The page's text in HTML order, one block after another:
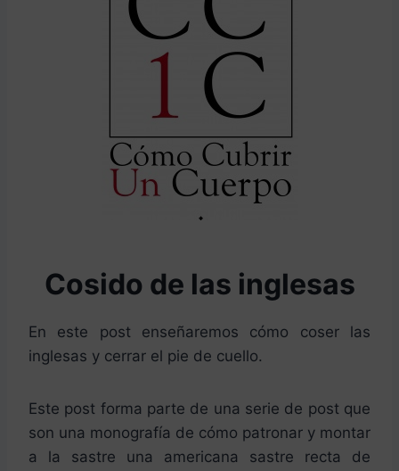
Cosido de las inglesas
En este post enseñaremos cómo coser las
inglesas y cerrar el pie de cuello.
Este post forma parte de una serie de post que
son una monografía de cómo patronar y montar
a la sastre una americana sastre recta de